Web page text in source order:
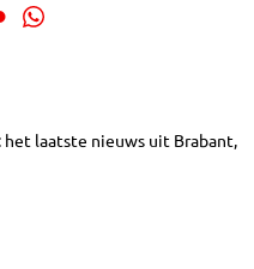
het laatste nieuws uit Brabant,